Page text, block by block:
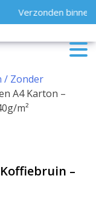
Verzonden binnen
/ Zonder
A4 Karton –
m²
–